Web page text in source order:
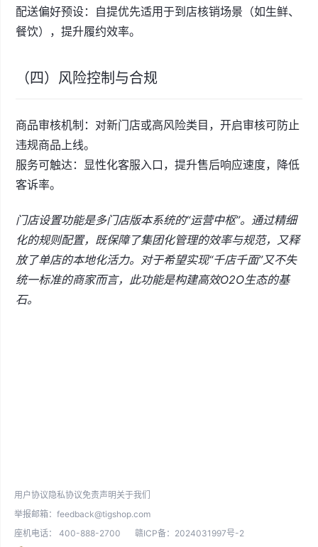
配送偏好预设：自提优先适用于到店核销场景（如生鲜、
餐饮），提升履约效率。
（四）风险控制与合规
商品审核机制：对新门店或高风险类目，开启审核可防止
违规商品上线。
服务可触达：显性化客服入口，提升售后响应速度，降低
客诉率。
门店设置功能是多门店版本系统的“运营中枢”。通过精细
化的规则配置，既保障了集团化管理的效率与规范，又释
放了单店的本地化活力。对于希望实现“千店千面”又不失
统一标准的商家而言，此功能是构建高效O2O生态的基
石。
用户协议 隐私协议免责声明 关于我们
举报邮箱： feedback@tigshop.com
座机电话： 400-888-2700 赣ICP备：2024031997号-2